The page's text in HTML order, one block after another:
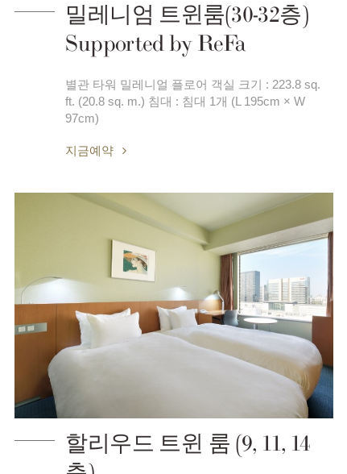
밀레니엄 트윈룸(30-32층)
Supported by ReFa
별관 타워 밀레니얼 플로어 객실 크기 : 223.8 sq.
ft. (20.8 sq. m.) 침대 : 침대 1개 (L 195cm × W
97cm)
지금예약
할리우드 트윈 룸 (9, 11, 14